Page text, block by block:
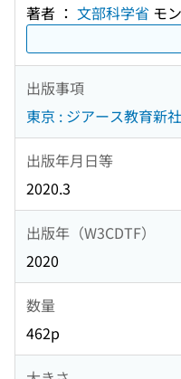
著者 ： 文部科学省 モ
出版事項
東京 : ジアース教育新
出版年月日等
2020.3
出版年（W3CDTF）
2020
数量
462p